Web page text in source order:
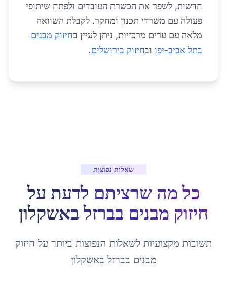
חדשות, לשפר את הכשרת העובדים ולפתח שיתופי
פעולה עם משרדי תכנון ומחקר. לקבלת השוואה
מלאה עם ערים מרכזיות, ניתן לעיין בחיזוק מבנים
בתל אביב-יפו ובחיזוק בירושלים.
שאלות נפוצות
כל מה שרציתם לדעת על
חיזוק מבנים בברזלבאשקלון
תשובות מקצועיות לשאלות הנפוצות ביותר על חיזוק
מבנים בברזל באשקלון